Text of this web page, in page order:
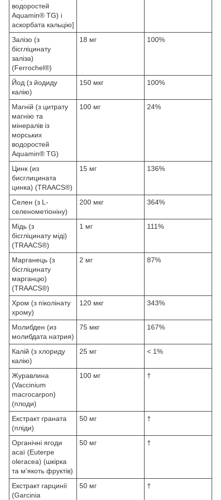
водоростей
Aquamin® TG) і
аскорбата кальцію]
Залізо (з
бісгліцинату
заліза)
(Ferrochel®)
18 мг 100%
Йод (з йодиду
калію)
150 мкг 100%
Магній (з цитрату
магнію та
мінералів із
морських
водоростей
Aquamin® TG)
100 мг 24%
Цинк (из
бисглицината
цинка) (TRAACS®)
15 мг 136%
Селен (з L-
селенометіоніну)
200 мкг 364%
Мідь (з
бісгліцинату міді)
(TRAACS®)
1 мг 111%
Марганець (з
бісгліцинату
марганцю)
(TRAACS®)
2 мг 87%
Хром (з піколінату
хрому)
120 мкг 343%
Молибден (из
молибдата натрия)
75 мкг 167%
Калій (з хлориду
калію)
25 мг < 1%
Журавлина
(Vaccinium
macrocarpon)
(плоди)
100 мг †
Екстракт граната
(пліди)
50 мг †
Органічні ягоди
асаї (Euterpe
oleracea) (шкірка
та м'якоть фруктів)
50 мг †
Екстракт гарцинії
(Garcinia
50 мг †